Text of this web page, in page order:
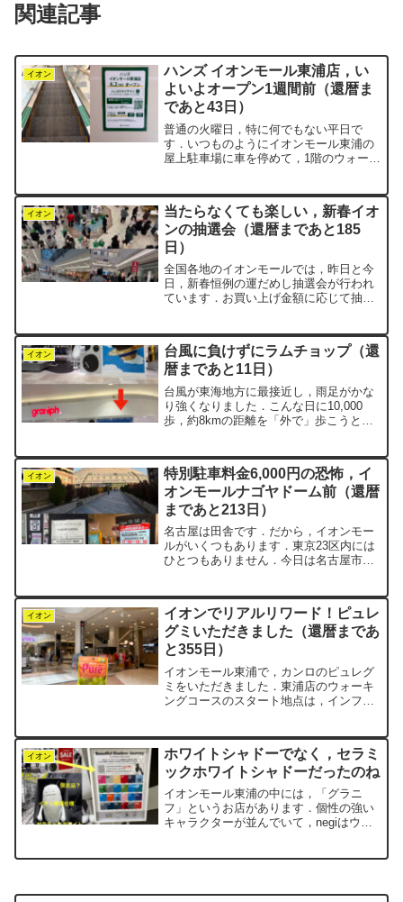
関連記事
イオン
ハンズ イオンモール東浦店，い
よいよオープン1週間前（還暦ま
であと43日）
普通の火曜日，特に何でもない平日で
す．いつものようにイオンモール東浦の
屋上駐車場に車を停めて，1階のウォーキ
ているため，目に映る光景はいつも同じ
ものになります．それ...
イオン
当たらなくても楽しい，新春イオ
ンの抽選会（還暦まであと185
日）
全国各地のイオンモールでは，昨日と今
日，新春恒例の運だめし抽選会が行われ
ています．お買い上げ金額に応じて抽選
オンモール常滑でチャレンジしました．
お父さんがウォーキン...
イオン
台風に負けずにラムチョップ（還
暦まであと11日）
台風が東海地方に最接近し，雨足がかな
り強くなりました．こんな日に10,000
歩，約8kmの距離を「外で」歩こうと思
ォーキングコースがあるよ」と妻に教え
られました．以来...
イオン
特別駐車料金6,000円の恐怖，イ
オンモールナゴヤドーム前（還暦
まであと213日）
名古屋は田舎です．だから，イオンモー
ルがいくつもあります．東京23区内には
ひとつもありません．今日は名古屋市東
ムナゴヤとは歩道橋でつながっていま
す．ここは，子供たちが通っ...
イオン
イオンでリアルリワード！ピュレ
グミいただきました（還暦まであ
と355日）
イオンモール東浦で，カンロのピュレグ
ミをいただきました．東浦店のウォーキ
ングコースのスタート地点は，インフォ
ができていました．スマホのイオンモー
ルアプリを開くと，クーポ...
イオン
ホワイトシャドーでなく，セラミ
ックホワイトシャドーだったのね
イオンモール東浦の中には，「グラニ
フ」というお店があります．個性の強い
キャラクターが並んでいて，negiはウォ